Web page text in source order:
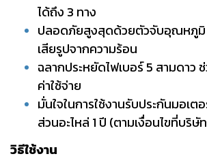
ได้ถึง 3 ทาง
ปลอดภัยสูงสุดด้วยตัวจับอุณหภูมิ
เสียรูปจากความร้อน
ฉลากประหยัดไฟเบอร์ 5 สามดาว
ค่าใช้จ่าย
มั่นใจในการใช้งานรับประกันมอเต
ส่วนอะไหล่ 1 ปี (ตามเงื่อนไขที่บริ
วิธีใช้งาน